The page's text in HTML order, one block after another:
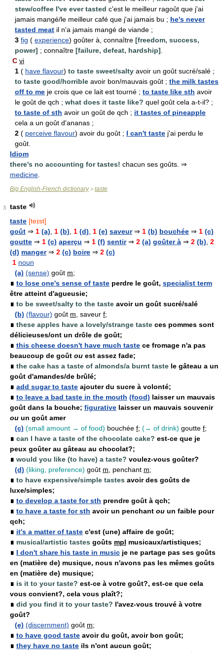
stew/coffee I've ever tasted c'est le meilleur ragoût que j'ai
jamais mangé/le meilleur café que j'ai jamais bu ; he's never
tasted meat il n'a jamais mangé de viande ;
3 fig ( experience) goûter à, connaître [freedom, success,
power] ; connaître [failure, defeat, hardship]
C vi
1 ( have flavour) to taste sweet/salty avoir un goût sucré/salé ;
to taste good/horrible avoir bon/mauvais goût ; the milk tastes
off to me je crois que ce lait est tourné ; to taste like sth avoir
le goût de qch ; what does it taste like? quel goût cela a-t-il? ;
to taste of sth avoir un goût de qch ; it tastes of pineapple
cela a un goût d'ananas ;
2 ( perceive flavour) avoir du goût ; I can't taste j'ai perdu le
goût.
Idiom
there's no accounting for tastes! chacun ses goûts. ⇒
medicine
Big English-French dictionary> taste
3
taste
taste [teɪst]
goût ⇒ 1 (a) 1 (b) 1 (d) 1 (e) saveur⇒ 1 (b) bouchée ⇒ 1 (c)
goutte ⇒ 1 (c) aperçu ⇒ 1 (f) sentir⇒ 2 (a) goûter à ⇒ 2 (b) 2
(d) manger⇒ 2 (c) boire ⇒ 2 (c)
1 noun
(a) (sense) goût m;
∎ to lose one's sense of taste perdre le goût, specialist term
être atteint d'agueusie;
∎ to be sweet/salty to the taste avoir un goût sucré/salé
(b) (flavour) goût m , saveur f;
∎ these apples have a lovely/strange taste ces pommes sont
délicieuses/ont un drôle de goût;
∎ this cheese doesn't have much taste ce fromage n'a pas
beaucoup de goût ou est assez fade;
∎ the cake has a taste of almonds/a burnt taste le gâteau a un
goût d'amandes/de brûlé;
∎ add sugar to taste ajouter du sucre à volonté;
∎ to leave a bad taste in the mouth (food) laisser un mauvais
goût dans la bouche; figurative laisser un mauvais souvenir
ou un goût amer
(c) (small amount → of food) bouchée f; (→ of drink) goutte f;
∎ can I have a taste of the chocolate cake? est-ce que je
peux goûter au gâteau au chocolat?;
∎ would you like (to have) a taste? voulez-vous goûter?
(d) (liking, preference) goût m , penchant m;
∎ to have expensive/simple tastes avoir des goûts de
luxe/simples;
∎ to develop a taste for sth prendre goût à qch;
∎ to have a taste for sth avoir un penchant ou un faible pour
qch;
∎ it's a matter of taste c'est (une) affaire de goût;
∎ musical/artistic tastes goûts mpl musicaux/artistiques;
∎ I don't share his taste in music je ne partage pas ses goûts
en (matière de) musique, nous n'avons pas les mêmes goûts
en (matière de) musique;
∎ is it to your taste? est-ce à votre goût?, est-ce que cela
vous convient?, cela vous plaît?;
∎ did you find it to your taste? l'avez-vous trouvé à votre
goût?
(e) (discernment) goût m;
∎ to have good taste avoir du goût, avoir bon goût;
∎ they have no taste ils n'ont aucun goût;